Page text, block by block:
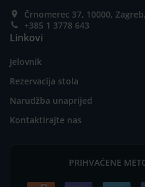
Črnomerec 37, 10000,
+385 1 3778 643
Linkovi
Jelovnik
Rezervacija stola
Narudžba unaprijed
Kontaktirajte nas
PRIHVAĆENE